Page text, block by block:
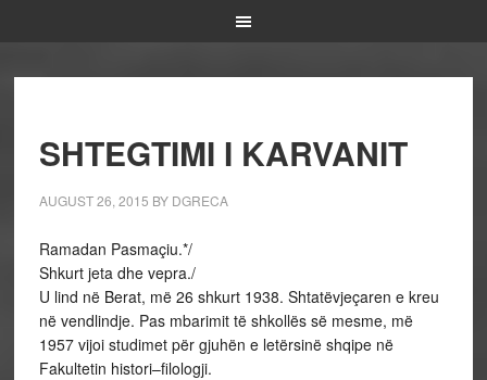
SHTEGTIMI I KARVANIT
AUGUST 26, 2015 BY DGRECA
Ramadan Pasmaçiu.*/
Shkurt jeta dhe vepra./
U lind në Berat, më 26 shkurt 1938. Shtatëvjeçaren e kreu
në vendlindje. Pas mbarimit të shkollës së mesme, më
1957 vijoi studimet për gjuhën e letërsinë shqipe në
Fakultetin histori–filologji.